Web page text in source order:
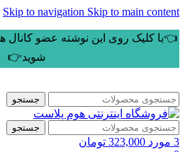
Skip to navigation Skip to main content
👈با کلیک روی این نوشته عضو کانال
شوید👉
جستجو
جستجو
3 مورد 323,000 تومان